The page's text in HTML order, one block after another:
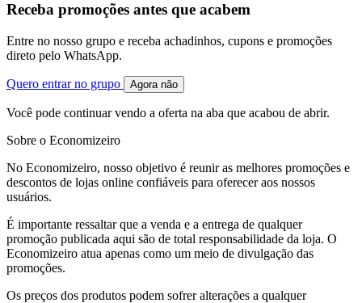
Receba promoções antes que acabem
Entre no nosso grupo e receba achadinhos, cupons e promoções
direto pelo WhatsApp.
Quero entrar no grupo Agora não
Você pode continuar vendo a oferta na aba que acabou de abrir.
Sobre o Economizeiro
No Economizeiro, nosso objetivo é reunir as melhores promoções e
descontos de lojas online confiáveis para oferecer aos nossos
usuários.
É importante ressaltar que a venda e a entrega de qualquer
promoção publicada aqui são de total responsabilidade da loja. O
Economizeiro atua apenas como um meio de divulgação das
promoções.
Os preços dos produtos podem sofrer alterações a qualquer